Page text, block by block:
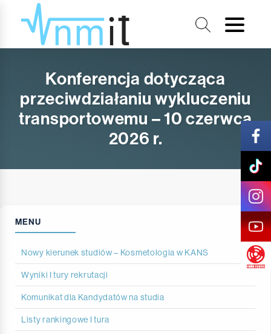
Konferencja dotycząca
przeciwdziałaniu wykluczeniu
transportowemu – 10 czerwca
2026 r.
MENU
Nowy kierunek studiów – Kosmetologia w KANS
Wyniki I tury rekrutacji
Komunikat dla Kandydatów na studia
Listy rankingowe I tura